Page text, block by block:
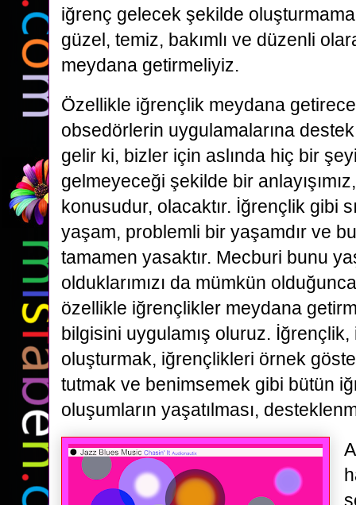
iğrenç gelecek şekilde
güzel, temiz, bakımlı ve düzenli
meydana getirmeliyiz.
Özellikle iğrençlik meydana
obsedörlerin uygulamalarına
gelir ki, bizler için aslında hiç bir
gelmeyeceği şekilde bir
konusudur, olacaktır. İğrençlik gibi
yaşam, problemli bir yaşamdır ve
tamamen yasaktır. Mecburi bunu
olduklarımızı da mümkün
özellikle iğrençlikler meydana
bilgisini uygulamış oluruz.
oluşturmak, iğrençlikleri örnek
tutmak ve benimsemek gibi bütün
oluşumların yaşatılması,